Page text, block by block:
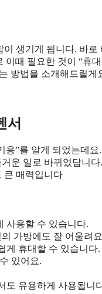
생기게 됩니다. 바
때 필요한 것이 “휴
방법을 소개해드릴게
서
”를 알게 되었는데요
운 일로 바뀌었답니
큰 매력입니다
사용할 수 있습니다.
가방에도 잘 어울려
게 휴대할 수 있습니다.
있어요.
도 유용하게 사용됩니